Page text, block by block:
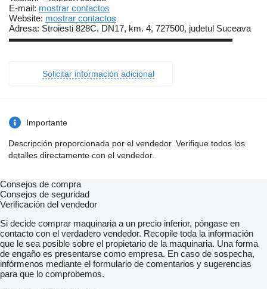
E-mail: mostrar contactos
Website: mostrar contactos
Adresa: Stroiesti 828C, DN17, km. 4, 727500, judetul Suceava
▬▬▬▬▬▬▬▬▬▬▬▬▬▬▬▬▬▬▬▬▬▬▬▬▬
Solicitar información adicional
Importante
Descripción proporcionada por el vendedor. Verifique todos los
detalles directamente con el vendedor.
Consejos de compra
Consejos de seguridad
Verificación del vendedor
Si decide comprar maquinaria a un precio inferior, póngase en
contacto con el verdadero vendedor. Recopile toda la información
que le sea posible sobre el propietario de la maquinaria. Una forma
de engaño es presentarse como empresa. En caso de sospecha,
infórmenos mediante el formulario de comentarios y sugerencias
para que lo comprobemos.